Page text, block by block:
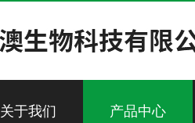
关于我们 产品中心